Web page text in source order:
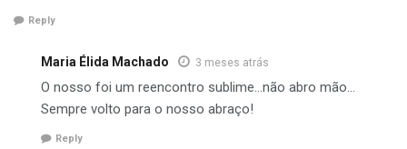
Reply
Maria Élida Machado 3 meses atrás
O nosso foi um reencontro sublime…não abro mão…
Sempre volto para o nosso abraço!
Reply